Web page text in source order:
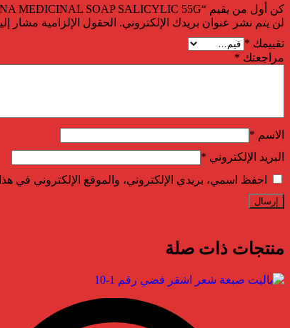
كن أول من يقيم “LUNA MEDICINAL SOAP SALICYLIC 55G”
لن يتم نشر عنوان بريدك الإلكتروني. الحقول الإلزامية مشار
تقييمك *
مراجعتك *
الاسم *
البريد الإلكتروني *
احفظ اسمي، بريدي الإلكتروني، والموقع الإلكتروني في
منتجات ذات صلة